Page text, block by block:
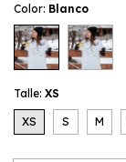
Color: Blanco
Talle: XS
XS S M